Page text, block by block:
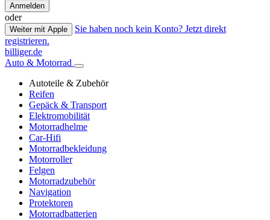
Anmelden
oder
Weiter mit Apple
Sie haben noch kein Konto? Jetzt direkt
registrieren.
billiger.de
Auto & Motorrad
Autoteile & Zubehör
Reifen
Gepäck & Transport
Elektromobilität
Motorradhelme
Car-Hifi
Motorradbekleidung
Motorroller
Felgen
Motorradzubehör
Navigation
Protektoren
Motorradbatterien